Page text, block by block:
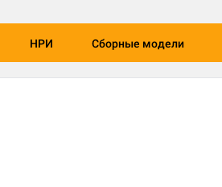
НРИ Сборные модели